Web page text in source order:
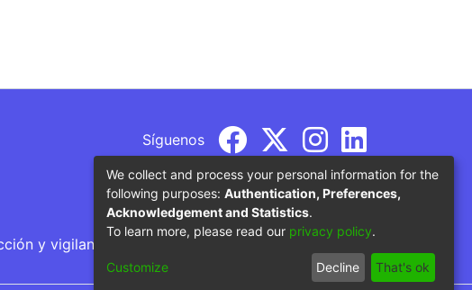
Síguenos
y vigilancia por parte del Ministerio de Educación
We collect and process your personal information for the
following purposes: Authentication, Preferences,
Acknowledgement and Statistics.
To learn more, please read our privacy policy.
Customize Decline That's ok